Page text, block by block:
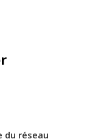
du réseau